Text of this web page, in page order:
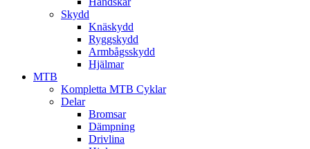
Skydd
Knäskydd
Ryggskydd
Armbågsskydd
Hjälmar
MTB
Kompletta MTB Cyklar
Delar
Bromsar
Dämpning
Drivlina